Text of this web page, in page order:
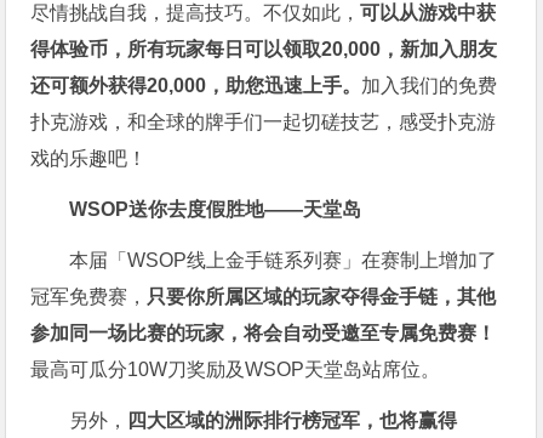
尽情挑战自我，提高技巧。不仅如此，可以从游戏中获
得体验币，所有玩家每日可以领取20,000，新加入朋友
还可额外获得20,000，助您迅速上手。 加入我们的免费
扑克游戏，和全球的牌手们一起切磋技艺，感受扑克游
戏的乐趣吧！
WSOP送你去度假胜地——天堂岛
本届「WSOP线上金手链系列赛」在赛制上增加了
冠军免费赛， 只要你所属区域的玩家夺得金手链，其他
参加同一场比赛的玩家，将会自动受邀至专属免费赛！
最高可瓜分10W刀奖励及WSOP天堂岛站席位。
另外， 四大区域的洲际排行榜冠军，也将赢得